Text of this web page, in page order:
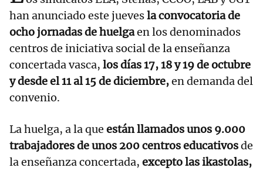
han anunciado este juevesla convocatoria de
ocho jornadas de huelgaen los denominados
centros de iniciativa social de la enseñanza
concertada vasca, los días 17, 18 y 19 de octubre
y desde el 11 al 15 de diciembre,en demanda del
convenio.
La huelga, a la que están llamados unos 9.000
trabajadores de unos 200 centros educativosde
la enseñanza concertada, excepto las ikastolas,